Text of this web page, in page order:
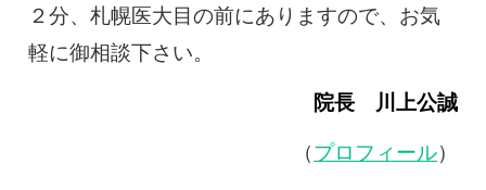
２分、札幌医大目の前にありますので、お気
軽に御相談下さい。
院長 川上公誠
（プロフィール）